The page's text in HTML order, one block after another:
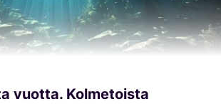
vuotta. Kolmetoista